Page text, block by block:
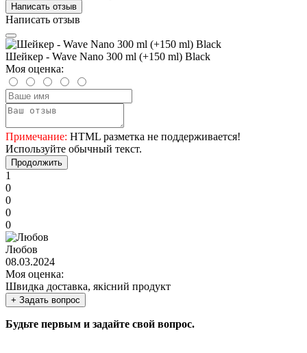
Написать отзыв
Написать отзыв
Шейкер - Wave Nano 300 ml (+150 ml) Black
Моя оценка:
Примечание: HTML разметка не поддерживается!
Используйте обычный текст.
Продолжить
1
0
0
0
0
Любов
08.03.2024
Моя оценка:
Швидка доставка, якісний продукт
+ Задать вопрос
Будьте первым и задайте свой вопрос.